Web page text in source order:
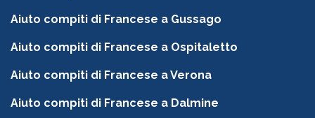
Aiuto compiti di Francese a Gussago
Aiuto compiti di Francese a Ospitaletto
Aiuto compiti di Francese a Verona
Aiuto compiti di Francese a Dalmine